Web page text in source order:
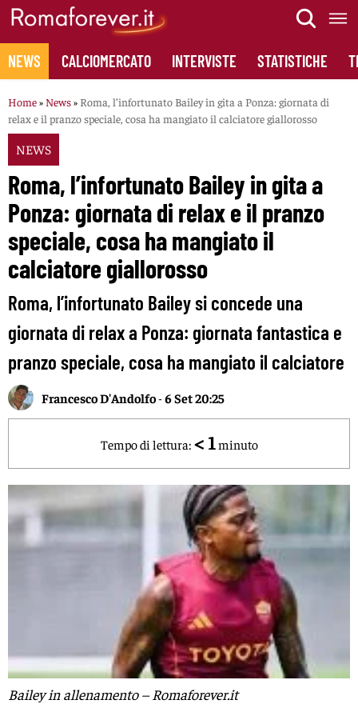
Skip
content
NEWS CALCIOMERCATO INTERVISTE STATISTICHE
Home» News» Roma, l’infortunato Bailey in gita a Ponza: giornata di
relax e il pranzo speciale, cosa ha mangiato il calciatore giallorosso
NEWS
Roma, l’infortunato Bailey in gita a
Ponza: giornata di relax e il pranzo
speciale, cosa ha mangiato il
calciatore giallorosso
Roma, l’infortunato Bailey si concede una
giornata di relax a Ponza: giornata fantastica e
pranzo speciale, cosa ha mangiato il calciatore
Francesco D'Andolfo-6 Set 20:25
Tempo di lettura: < 1 minuto
Bailey in allenamento – Romaforever.it